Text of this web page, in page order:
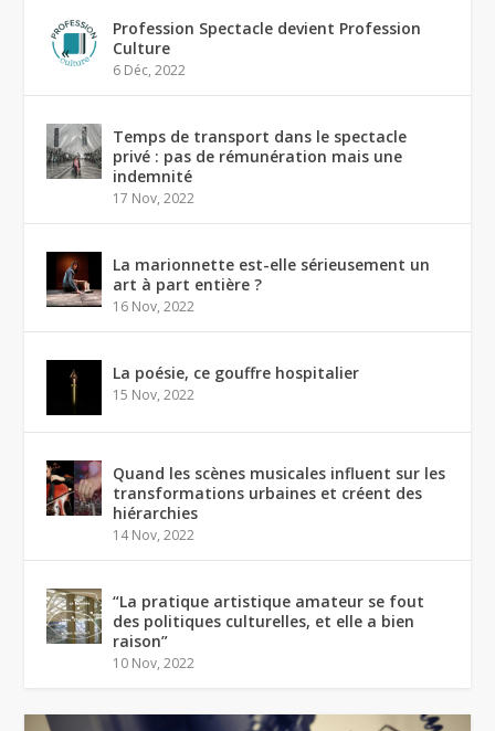
Profession Spectacle devient Profession
Culture
6 Déc, 2022
Temps de transport dans le spectacle
privé : pas de rémunération mais une
indemnité
17 Nov, 2022
La marionnette est-elle sérieusement un
art à part entière ?
16 Nov, 2022
La poésie, ce gouffre hospitalier
15 Nov, 2022
Quand les scènes musicales influent sur les
transformations urbaines et créent des
hiérarchies
14 Nov, 2022
“La pratique artistique amateur se fout
des politiques culturelles, et elle a bien
raison”
10 Nov, 2022